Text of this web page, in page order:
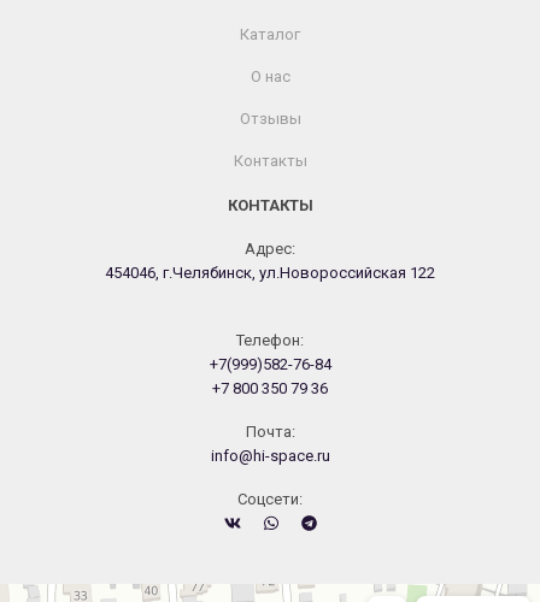
Каталог
О нас
Отзывы
Контакты
КОНТАКТЫ
Адрес:
454046, г.Челябинск, ул.Новороссийская 122
Телефон:
+7(999)582-76-84
+7 800 350 79 36
Почта:
info@hi-space.ru
Cоцсети:
Челябинск